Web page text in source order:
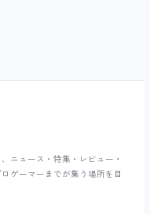
ニュース・特集・レビュー・
ゲーマーまでが集う場所を目